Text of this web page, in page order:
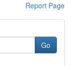
Report Page
Go